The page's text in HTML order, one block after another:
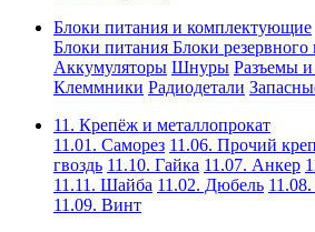
Блоки питания и комплектующие
Блоки питания Блоки резервного
Аккумуляторы Шнуры Разъемы
Клеммники Радиодетали
11. Крепёж и металлопрокат
11.01. Саморез 11.06. Прочий
гвоздь 11.10. Гайка 11.07. Анкер
11.11. Шайба 11.02. Дюбель
11.09. Винт